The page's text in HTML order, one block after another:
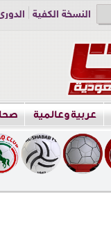
النسخة الكفية
عربية وعالمية